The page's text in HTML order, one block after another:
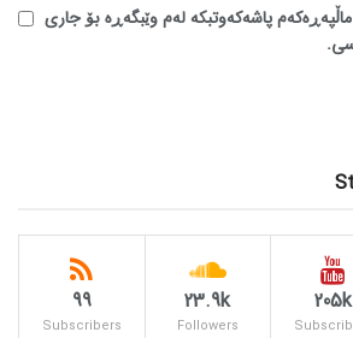
پاشەکەوتبکە لەم وێبگەڕە بۆ جاری
205k
23.9k
Followers
99
Subscribers